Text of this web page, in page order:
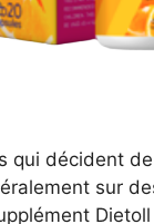
qui décident
sur